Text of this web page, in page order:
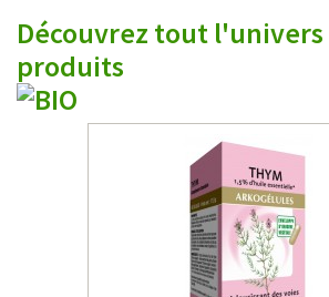
Découvrez tout l'univers
produits